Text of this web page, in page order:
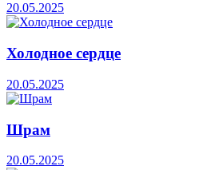
20.05.2025
Холодное сердце
20.05.2025
Шрам
20.05.2025